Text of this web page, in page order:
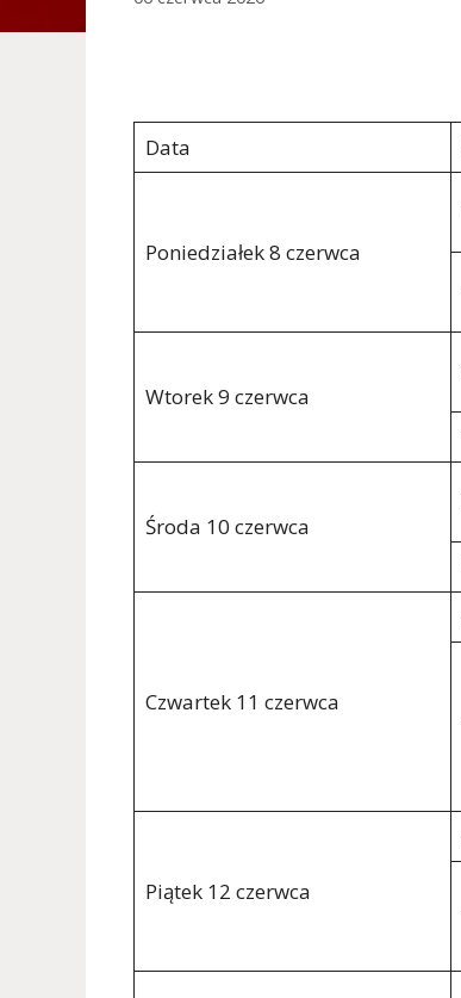
Data
Poniedziałek 8 czerwca
Wtorek 9 czerwca
Środa 10 czerwca
Czwartek 11 czerwca
Piątek 12 czerwca